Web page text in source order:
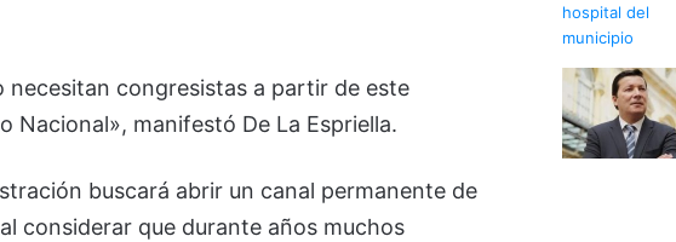
necesitan congresistas a partir de este
Nacional», manifestó De La Espriella.
buscará abrir un canal permanente de
considerar que durante años muchos